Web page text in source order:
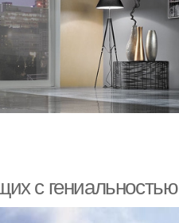
с гениальностью